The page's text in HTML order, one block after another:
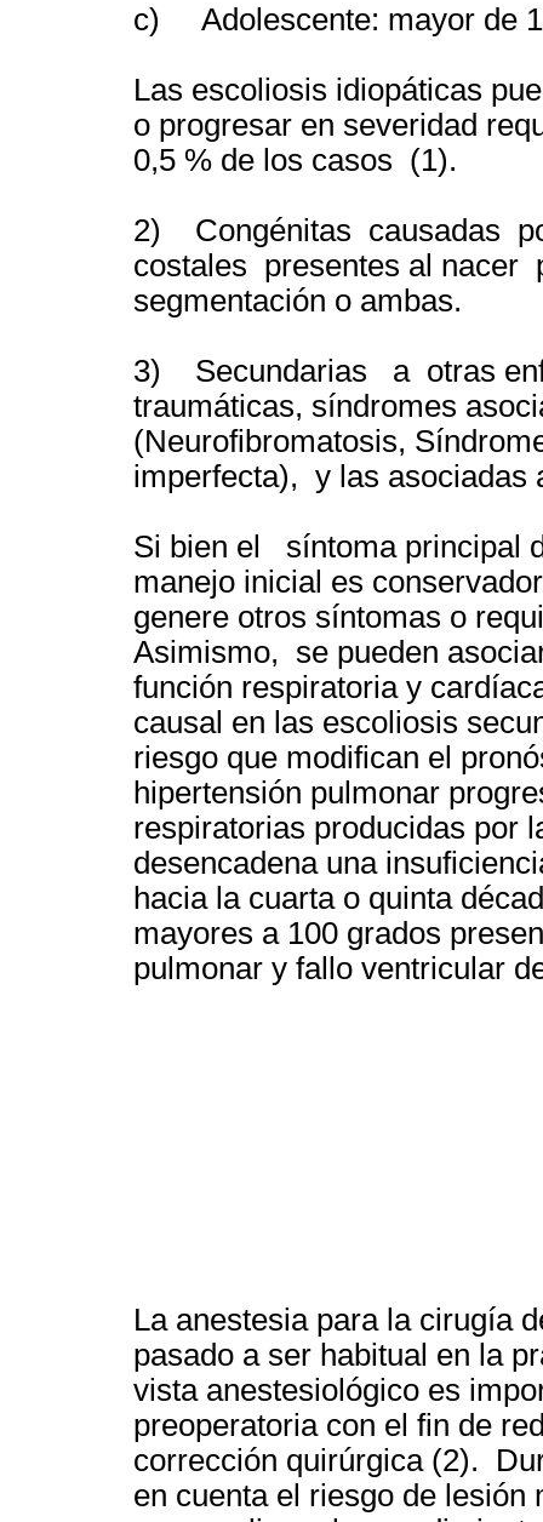
c) Adolescente: mayor de
Las escoliosis idiopáticas
o progresar en severidad
0,5 % de los casos (1).
2) Congénitas causadas
costales presentes al nacer
segmentación o ambas.
3) Secundarias a otras
traumáticas, síndromes
(Neurofibromatosis,
imperfecta), y las asociadas
Si bien el síntoma principal
manejo inicial es
genere otros síntomas o
Asimismo, se pueden
función respiratoria y
causal en las escoliosis
riesgo que modifican el
hipertensión pulmonar
respiratorias producidas por
desencadena una
hacia la cuarta o quinta
mayores a 100 grados
pulmonar y fallo ventricular
La anestesia para la cirugía
pasado a ser habitual en la
vista anestesiológico es
preoperatoria con el fin de
corrección quirúrgica (2).
en cuenta el riesgo de